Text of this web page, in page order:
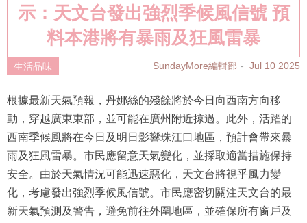
示：天文台發出強烈季候風信號 預
料本港將有暴雨及狂風雷暴
生活品味 SundayMore編輯部 Jul 10 2025
根據最新天氣預報，丹娜絲的殘餘將於今日向西南方向移
動，穿越廣東東部，並可能在廣州附近掠過。此外，活躍的
西南季候風將在今日及明日影響珠江口地區，預計會帶來暴
雨及狂風雷暴。市民應留意天氣變化，並採取適當措施保持
安全。由於天氣情況可能迅速惡化，天文台將視乎風力變
化，考慮發出強烈季候風信號。市民應密切關注天文台的最
新天氣預測及警告，避免前往外圍地區，並確保所有窗戶及